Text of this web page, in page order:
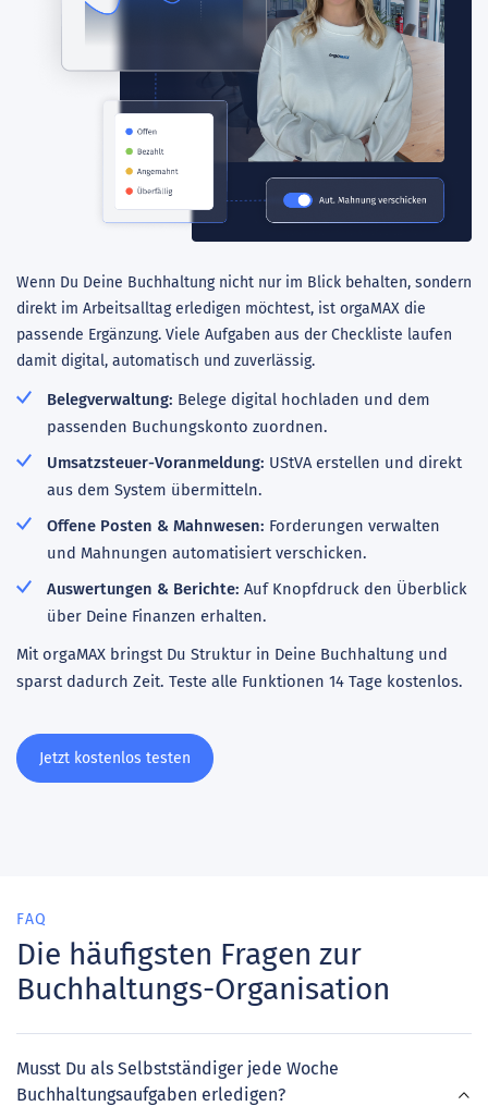
Wenn Du Deine Buchhaltung nicht nur im Blick behalten, sondern
direkt im Arbeitsalltag erledigen möchtest, ist orgaMAX die
passende Ergänzung. Viele Aufgaben aus der Checkliste laufen
damit digital, automatisch und zuverlässig.
Belegverwaltung: Belege digital hochladen und dem
passenden Buchungskonto zuordnen.
Umsatzsteuer-Voranmeldung: UStVA erstellen und direkt
aus dem System übermitteln.
Offene Posten & Mahnwesen: Forderungen verwalten
und Mahnungen automatisiert verschicken.
Auswertungen & Berichte: Auf Knopfdruck den Überblick
über Deine Finanzen erhalten.
Mit orgaMAX bringst Du Struktur in Deine Buchhaltung und
sparst dadurch Zeit. Teste alle Funktionen 14 Tage kostenlos.
Jetzt kostenlos testen
FAQ
Die häufigsten Fragen zur
Buchhaltungs-Organisation
Musst Du als Selbstständiger jede Woche
Buchhaltungsaufgaben erledigen?